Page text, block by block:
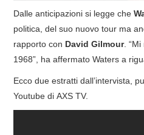
DISCOGRAFIA
LINKS
CONTATTI
Dalle anticipazioni si legge che
politica, del suo nuovo tour ma
rapporto con David Gilmour.
1968”, ha affermato Waters a
Ecco due estratti dall’intervista,
Youtube di AXS TV.